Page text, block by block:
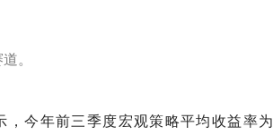
。
今年前三季度宏观策略平均收益率为